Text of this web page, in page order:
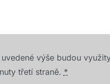
výše budou
třetí straně. *